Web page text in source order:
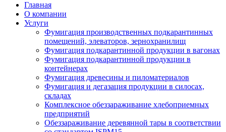
Главная
О компании
Услуги
Фумигация производственных подкарантинных
помещений, элеваторов, зернохранилищ
Фумигация подкарантинной продукции в вагонах
Фумигация подкарантинной продукции в
контейнерах
Фумигация древесины и пиломатериалов
Фумигация и дегазация продукции в силосах,
складах
Комплексное обеззараживание хлебоприемных
предприятий
Обеззараживание деревянной тары в соответствии